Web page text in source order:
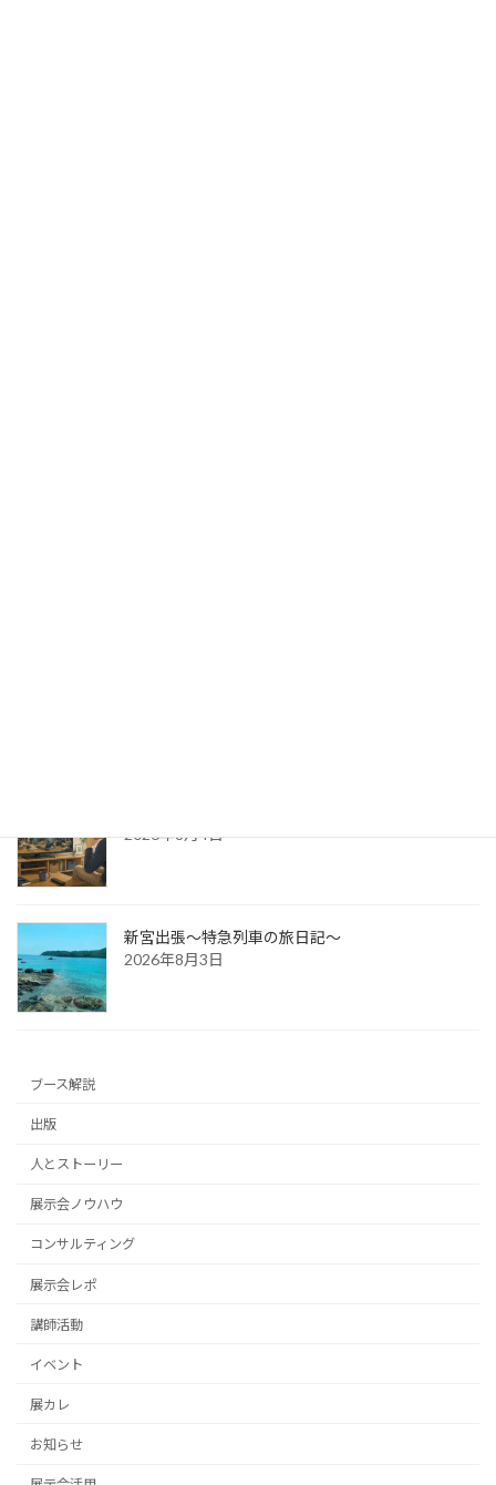
2026年8月4日
新宮出張～特急列車の旅日記～
2026年8月3日
ブース解説
出版
人とストーリー
展示会ノウハウ
コンサルティング
展示会レポ
講師活動
イベント
展カレ
お知らせ